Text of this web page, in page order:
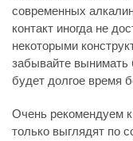
современных
контакт иногда не
некоторыми
забывайте вынимать
будет долгое время
Очень рекомендуем
только выглядят по